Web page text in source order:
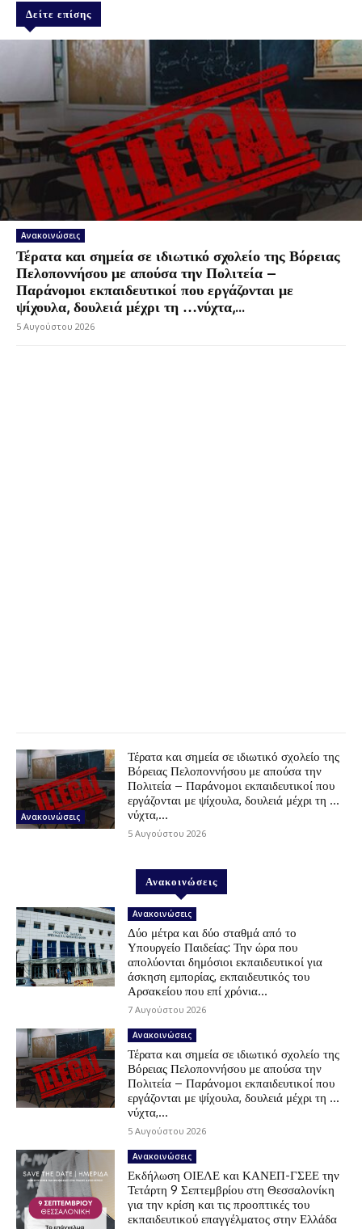
Δείτε επίσης
Ανακοινώσεις
Τέρατα και σημεία σε ιδιωτικό σχολείο της Βόρειας
Πελοποννήσου με απούσα την Πολιτεία –
Παράνομοι εκπαιδευτικοί που εργάζονται με
ψίχουλα, δουλειά μέχρι τη …νύχτα,...
5 Αυγούστου 2026
Ανακοινώσεις
Τέρατα και σημεία σε ιδιωτικό σχολείο της
Βόρειας Πελοποννήσου με απούσα την
Πολιτεία – Παράνομοι εκπαιδευτικοί που
εργάζονται με ψίχουλα, δουλειά μέχρι τη …
νύχτα,...
5 Αυγούστου 2026
Ανακοινώσεις
Ανακοινώσεις
Δύο μέτρα και δύο σταθμά από το
Υπουργείο Παιδείας: Την ώρα που
απολύονται δημόσιοι εκπαιδευτικοί για
άσκηση εμπορίας, εκπαιδευτικός του
Αρσακείου που επί χρόνια...
7 Αυγούστου 2026
Ανακοινώσεις
Τέρατα και σημεία σε ιδιωτικό σχολείο της
Βόρειας Πελοποννήσου με απούσα την
Πολιτεία – Παράνομοι εκπαιδευτικοί που
εργάζονται με ψίχουλα, δουλειά μέχρι τη …
νύχτα,...
5 Αυγούστου 2026
Ανακοινώσεις
Εκδήλωση ΟΙΕΛΕ και ΚΑΝΕΠ-ΓΣΕΕ την
Τετάρτη 9 Σεπτεμβρίου στη Θεσσαλονίκη
για την κρίση και τις προοπτικές του
εκπαιδευτικού επαγγέλματος στην Ελλάδα